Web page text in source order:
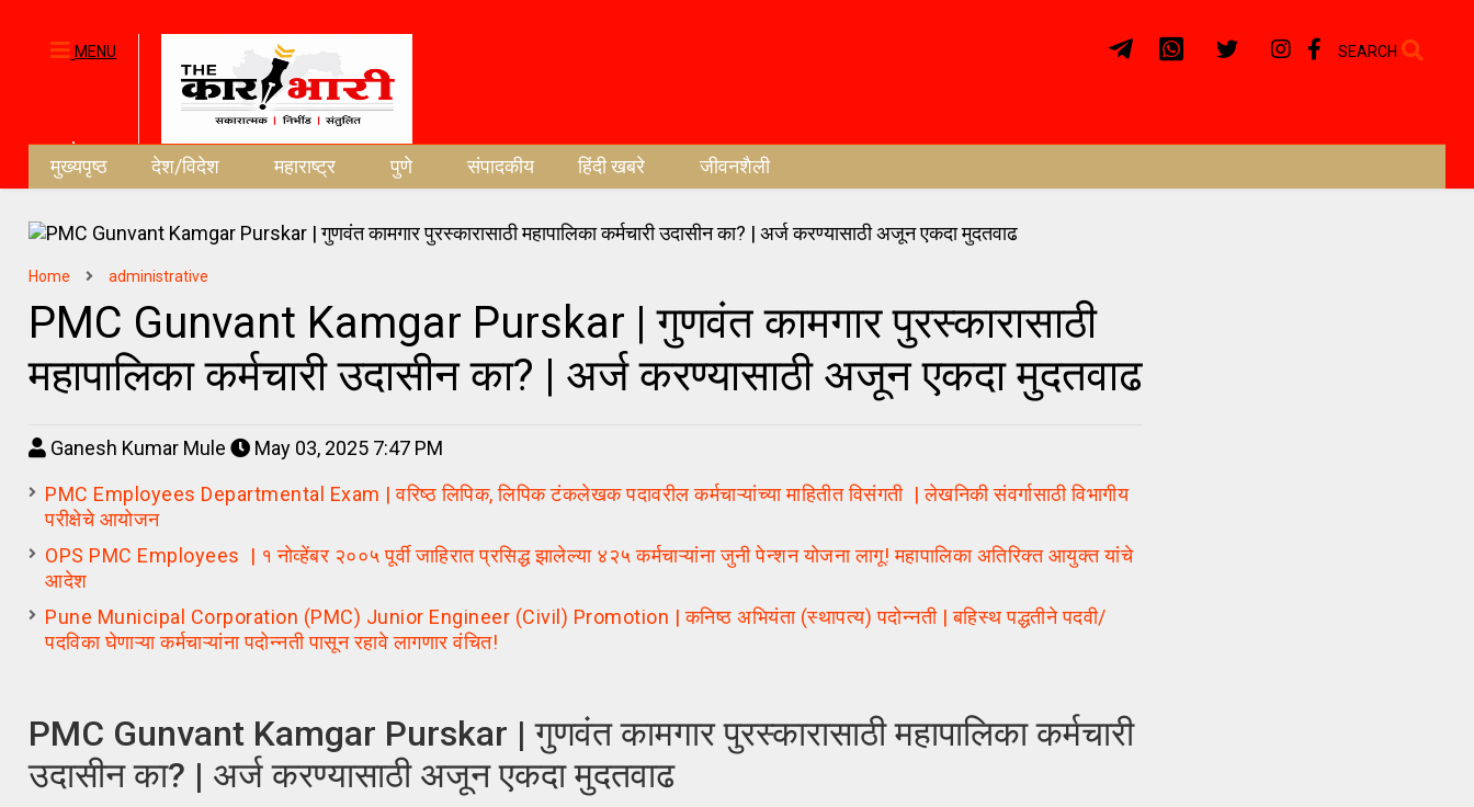
MENU SEARCH
मुख्यपृष्ठ देश/विदेश महाराष्ट्र पुणे संपादकीय हिंदी खबरे जीवनशैली
Home administrative
PMC Gunvant Kamgar Purskar | गुणवंत कामगार पुरस्कारासाठी
महापालिका कर्मचारी उदासीन का? | अर्ज करण्यासाठी अजून एकदा मुदतवाढ
Ganesh Kumar Mule
May 03, 2025 7:47 PM
PMC Employees Departmental Exam | वरिष्ठ लिपिक, लिपिक टंकलेखक पदावरील कर्मचाऱ्यांच्या माहितीत विसंगती | लेखनिकी संवर्गासाठी विभागीय
परीक्षेचे आयोजन
OPS PMC Employees | १ नोव्हेंबर २००५ पूर्वी जाहिरात प्रसिद्ध झालेल्या ४२५ कर्मचाऱ्यांना जुनी पेन्शन योजना लागू! महापालिका अतिरिक्त आयुक्त यांचे
आदेश
Pune Municipal Corporation (PMC) Junior Engineer (Civil) Promotion | कनिष्ठ अभियंता (स्थापत्य) पदोन्नती | बहिस्थ पद्धतीने पदवी/
पदविका घेणाऱ्या कर्मचाऱ्यांना पदोन्नती पासून रहावे लागणार वंचित!
PMC Gunvant Kamgar Purskar | गुणवंत कामगार पुरस्कारासाठी महापालिका कर्मचारी
उदासीन का? | अर्ज करण्यासाठी अजून एकदा मुदतवाढ